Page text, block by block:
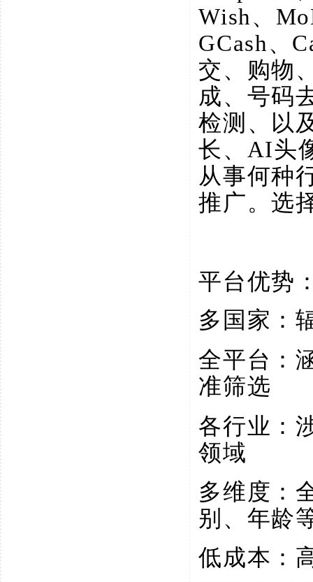
Wish、
GCash、
交、购物
成、号码
检测、以
长、AI头
从事何种
推广。选
平台优势
多国家：
全平台：
准筛选
各行业：
领域
多维度：
别、年龄
低成本：